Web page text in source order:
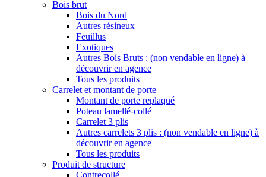
Bois brut
Bois du Nord
Autres résineux
Feuillus
Exotiques
Autres Bois Bruts : (non vendable en ligne) à
découvrir en agence
Tous les produits
Carrelet et montant de porte
Montant de porte replaqué
Poteau lamellé-collé
Carrelet 3 plis
Autres carrelets 3 plis : (non vendable en ligne) à
découvrir en agence
Tous les produits
Produit de structure